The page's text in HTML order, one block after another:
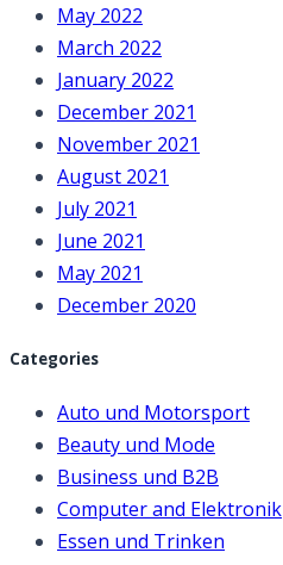
May 2022
March 2022
January 2022
December 2021
November 2021
August 2021
July 2021
June 2021
May 2021
December 2020
Categories
Auto und Motorsport
Beauty und Mode
Business und B2B
Computer and Elektronik
Essen und Trinken